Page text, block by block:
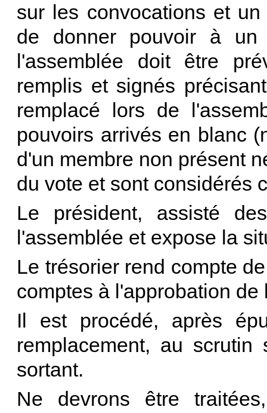
sur les convocations et
de donner pouvoir à un
l'assemblée doit être
remplis et signés
remplacé lors de
pouvoirs arrivés en blanc
d'un membre non présent
du vote et sont considérés
Le président, assisté
l'assemblée et expose la
Le trésorier rend compte
comptes à l'approbation de
Il est procédé, après
remplacement, au
sortant.
Ne devrons être